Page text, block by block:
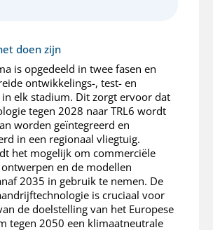
doen zijn
is opgedeeld in twee fasen en
ontwikkelings-, test- en
elk stadium. Dit zorgt ervoor dat
tegen 2028 naar TRL6 wordt
worden geïntegreerd en
in een regionaal vliegtuig.
het mogelijk om commerciële
en de modellen
2035 in gebruik te nemen. De
is cruciaal voor
de doelstelling van het Europese
tegen 2050 een klimaatneutrale